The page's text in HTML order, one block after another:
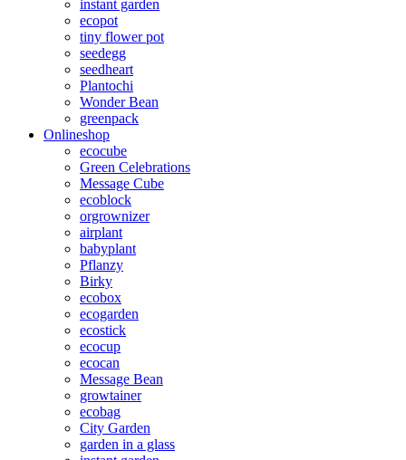
instant garden
ecopot
tiny flower pot
seedegg
seedheart
Plantochi
Wonder Bean
greenpack
Onlineshop
ecocube
Green Celebrations
Message Cube
ecoblock
orgrownizer
airplant
babyplant
Pflanzy
Birky
ecobox
ecogarden
ecostick
ecocup
ecocan
Message Bean
growtainer
ecobag
City Garden
garden in a glass